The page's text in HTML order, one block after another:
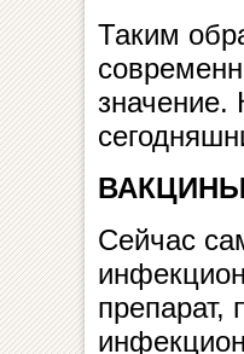
Таким
значение.
Сейчас
препарат,